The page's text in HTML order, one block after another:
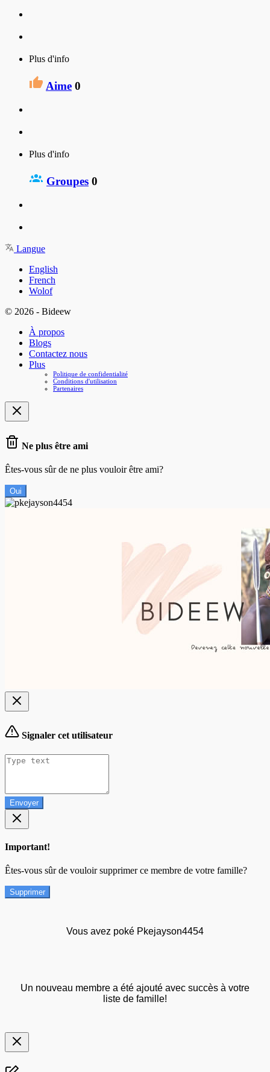
Plus d'info
Aime 0
Plus d'info
Groupes 0
Langue
English
French
Wolof
© 2026 - Bideew
À propos
Blogs
Contactez nous
Plus
Politique de confidentialité
Conditions d'utilisation
Partenaires
Ne plus être ami
Êtes-vous sûr de ne plus vouloir être ami?
Oui
Signaler cet utilisateur
Envoyer
Important!
Êtes-vous sûr de vouloir supprimer ce membre de votre famille?
Supprimer
Vous avez poké Pkejayson4454
Un nouveau membre a été ajouté avec succès à votre
liste de famille!